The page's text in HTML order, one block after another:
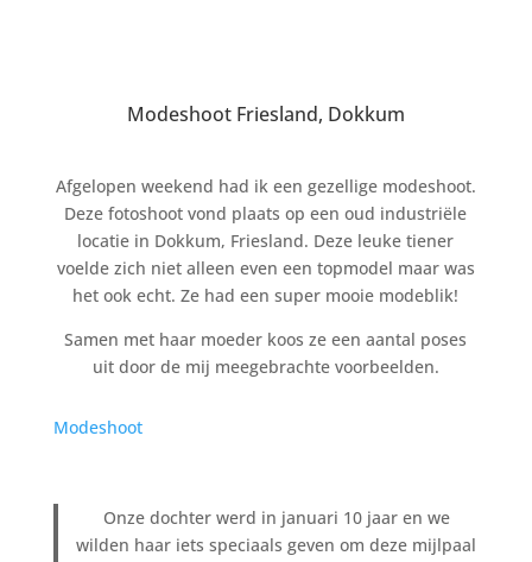
Modeshoot Friesland, Dokkum
Afgelopen weekend had ik een gezellige modeshoot.
Deze fotoshoot vond plaats op een oud industriële
locatie in Dokkum, Friesland. Deze leuke tiener
voelde zich niet alleen even een topmodel maar was
het ook echt. Ze had een super mooie modeblik!
Samen met haar moeder koos ze een aantal poses
uit door de mij meegebrachte voorbeelden.
Modeshoot
Onze dochter werd in januari 10 jaar en we
wilden haar iets speciaals geven om deze mijlpaal